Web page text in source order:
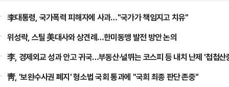
李대통령, 국가폭력 피해자에 사과…"국가가 책임지고 치유"
위성락, 스틸 美대사와 상견례…한미동맹 발전 방안 논의
李, 경제외교 성과 안고 귀국…부동산·널뛰는 코스피 등 내치 난제 '첩첩산
靑, '보완수사권 폐지' 형소법 국회 통과에 "국회 최종 판단 존중"